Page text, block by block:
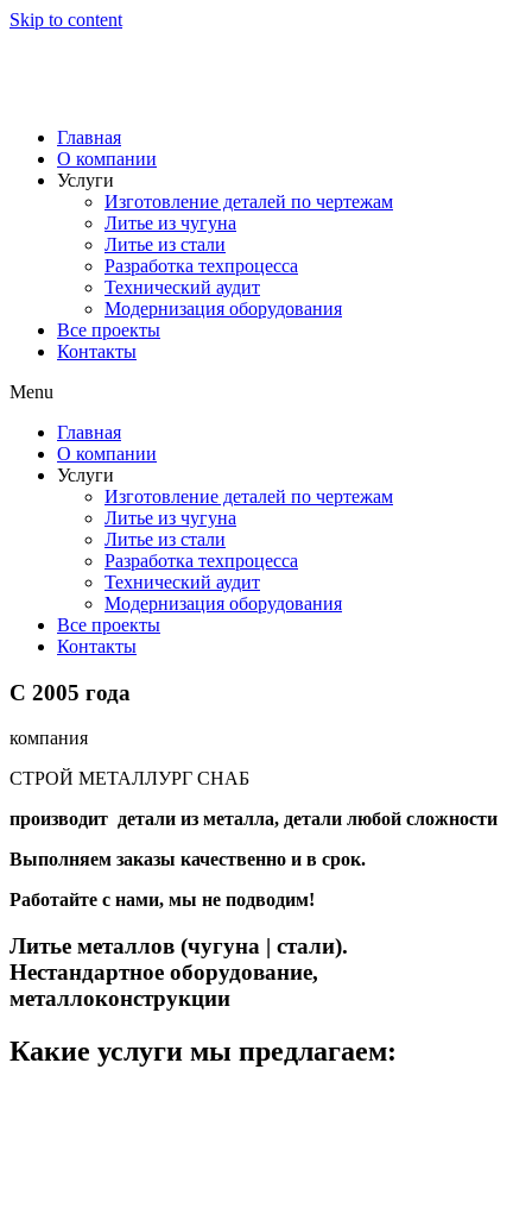
Skip to content
Главная
О компании
Услуги
Изготовление деталей по чертежам
Литье из чугуна
Литье из стали
Разработка техпроцесса
Технический аудит
Модернизация оборудования
Все проекты
Контакты
Menu
Главная
О компании
Услуги
Изготовление деталей по чертежам
Литье из чугуна
Литье из стали
Разработка техпроцесса
Технический аудит
Модернизация оборудования
Все проекты
Контакты
С 2005 года
компания
СТРОЙ МЕТАЛЛУРГ СНАБ
производит детали из металла, детали любой сложности
Выполняем заказы качественно и в срок.
Работайте с нами, мы не подводим!
Литье металлов (чугуна | стали).
Нестандартное оборудование,
металлоконструкции
Какие услуги мы предлагаем: